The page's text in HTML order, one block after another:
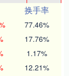
换手率
77.46%
17.76%
1.17%
12.21%